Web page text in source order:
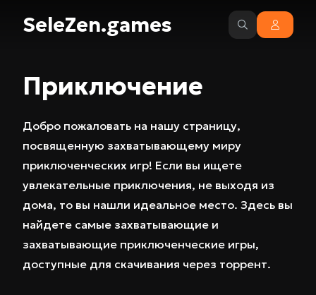
SeleZen.games
Приключение
Добро пожаловать на нашу страницу,
посвященную захватывающему миру
приключенческих игр! Если вы ищете
увлекательные приключения, не выходя из
дома, то вы нашли идеальное место. Здесь вы
найдете самые захватывающие и
захватывающие приключенческие игры,
доступные для скачивания через торрент.